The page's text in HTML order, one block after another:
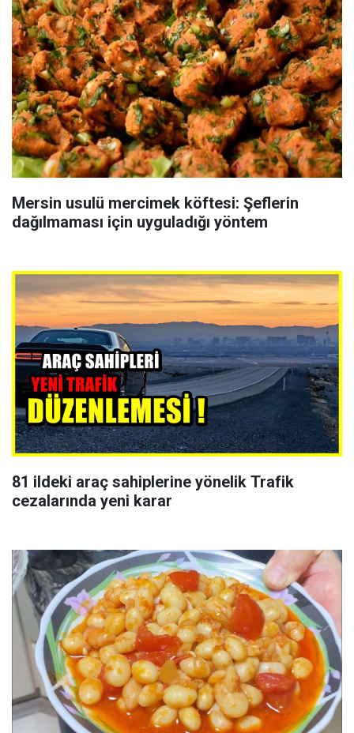
Mersin usulü mercimek köftesi: Şeflerin
dağılmaması için uyguladığı yöntem
81 ildeki araç sahiplerine yönelik Trafik
cezalarında yeni karar